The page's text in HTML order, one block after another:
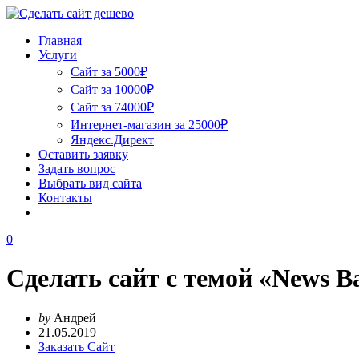
Главная
Услуги
Сайт за 5000₽
Сайт за 10000₽
Сайт за 74000₽
Интернет-магазин за 25000₽
Яндекс.Директ
Оставить заявку
Задать вопрос
Выбрать вид сайта
Контакты
0
Сделать сайт с темой «News
by Андрей
21.05.2019
Заказать Сайт